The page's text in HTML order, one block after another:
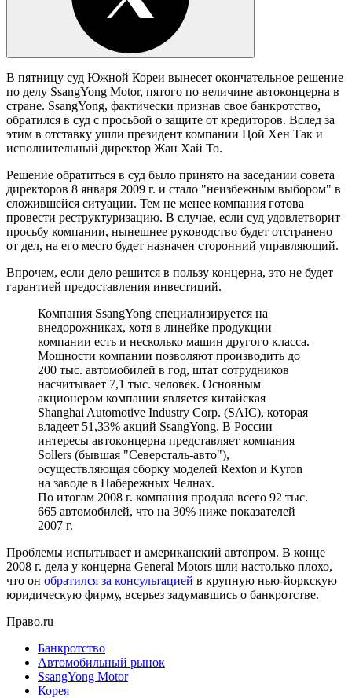
В пятницу суд Южной Кореи вынесет окончательное решение
по делу SsangYong Motor, пятого по величине автоконцерна в
стране. SsangYong, фактически признав свое банкротство,
обратился в суд с просьбой о защите от кредиторов. Вслед за
этим в отставку ушли президент компании Цой Хен Так и
исполнительный директор Жан Хай То.
Решение обратиться в суд было принято на заседании совета
директоров 8 января 2009 г. и стало "неизбежным выбором" в
сложившейся ситуации. Тем не менее компания готова
провести реструктуризацию. В случае, если суд удовлетворит
просьбу компании, нынешнее руководство будет отстранено
от дел, на его место будет назначен сторонний управляющий.
Впрочем, если дело решится в пользу концерна, это не будет
гарантией предоставления инвестиций.
Компания SsangYong специализируется на
внедорожниках, хотя в линейке продукции
компании есть и несколько машин другого класса.
Мощности компании позволяют производить до
200 тыс. автомобилей в год, штат сотрудников
насчитывает 7,1 тыс. человек. Основным
акционером компании является китайская
Shanghai Automotive Industry Corp. (SAIC), которая
владеет 51,33% акций SsangYong. В России
интересы автоконцерна представляет компания
Sollers (бывшая "Северсталь-авто"),
осуществляющая сборку моделей Rexton и Kyron
на заводе в Набережных Челнах.
По итогам 2008 г. компания продала всего 92 тыс.
665 автомобилей, что на 30% ниже показателей
2007 г.
Проблемы испытывает и американский автопром. В конце
2008 г. дела у концерна General Motors шли настолько плохо,
что он обратился за консультацией в крупную нью-йоркскую
юридическую фирму, всерьез задумавшись о банкротстве.
Право.ru
Банкротство
Автомобильный рынок
SsangYong Motor
Корея